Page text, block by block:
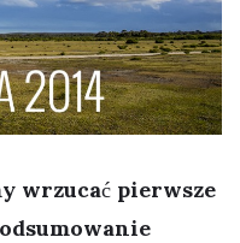
wrzucać pierwsze